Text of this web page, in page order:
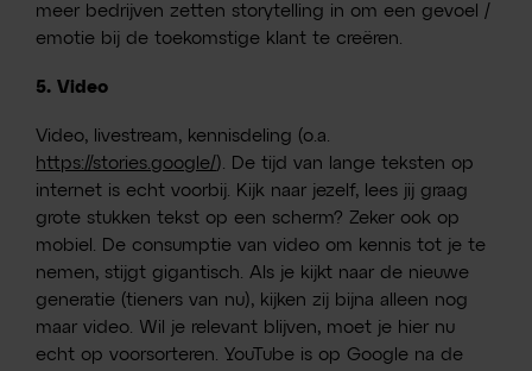
meer bedrijven zetten storytelling in om een gevoel /
emotie bij de toekomstige klant te creëren.
5. Video
Video, livestream, kennisdeling (o.a.
https://stories.google/ ). De tijd van lange teksten op
internet is echt voorbij. Kijk naar jezelf, lees jij graag
grote stukken tekst op een scherm? Zeker ook op
mobiel. De consumptie van video om kennis tot je te
nemen, stijgt gigantisch. Als je kijkt naar de nieuwe
generatie (tieners van nu), kijken zij bijna alleen nog
maar video. Wil je relevant blijven, moet je hier nu
echt op voorsorteren. YouTube is op Google na de